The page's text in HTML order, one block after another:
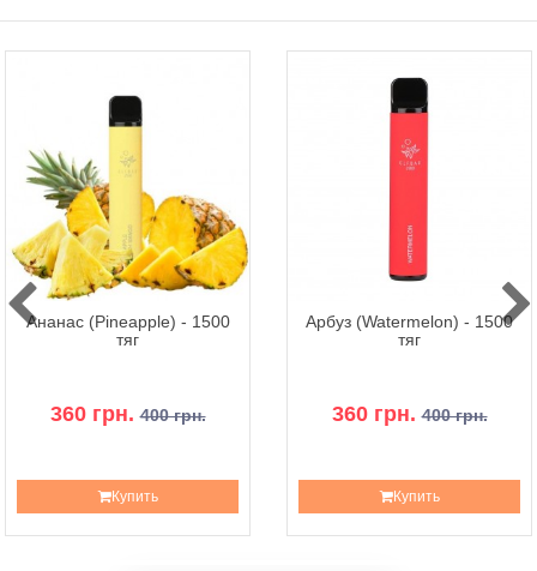
Ананас (Pineapple) - 1500
тяг
360 грн. 400 грн.
Купить
Арбуз (Watermelon) - 1500
тяг
360 грн. 400 грн.
Купить